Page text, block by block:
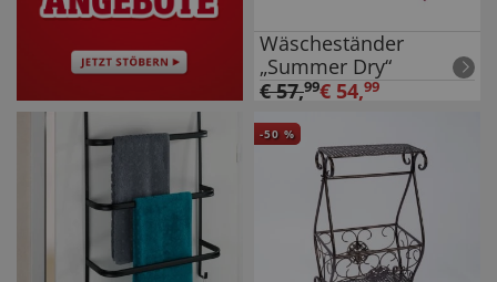
Wäscheständer
„Summer Dry“
€57,99€ 54,99
-50 %